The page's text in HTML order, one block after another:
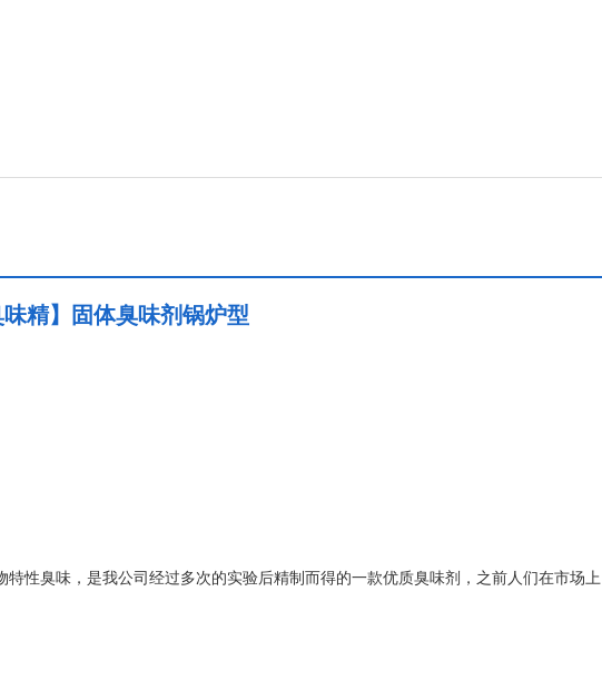
精】固体臭味剂锅炉型
性臭味，是我公司经过多次的实验后精制而得的一款优质臭味剂，之前人们在市场上